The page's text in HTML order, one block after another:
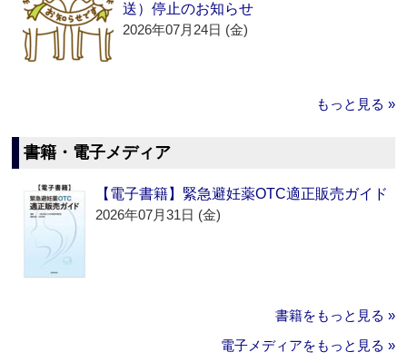
送）停止のお知らせ
2026年07月24日 (金)
もっと見る »
書籍・電子メディア
【電子書籍】緊急避妊薬OTC適正販売ガイド
2026年07月31日 (金)
書籍をもっと見る »
電子メディアをもっと見る »